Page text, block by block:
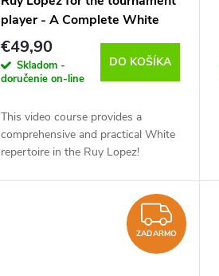
player - A Complete White
Repertoire against the
Marshall, Berlin & Co, Jana
Schneider - verzia na
€49,90
Skladom -
doručenie on-line
DO KOŠÍKA
This video course provides a
comprehensive and practical White
repertoire in the Ruy Lopez!
explanations, you will learn...
ZADARMO